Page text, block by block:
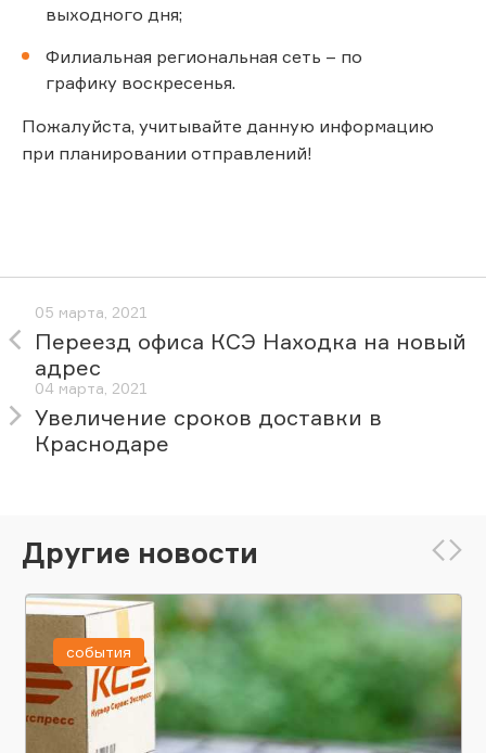
выходного дня;
Филиальная региональная сеть – по
графику воскресенья.
Пожалуйста, учитывайте данную информацию
при планировании отправлений!
05 марта, 2021
Переезд офиса КСЭ Находка на новый
адрес
04 марта, 2021
Увеличение сроков доставки в
Краснодаре
Другие новости
события